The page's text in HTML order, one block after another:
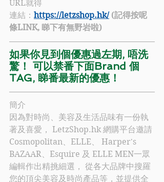
URL就得
連結： https://letzshop.hk/ (記得按呢
條LINK, 睇下有無野岩啦)
如果你見到個優惠過左期, 唔洗
驚！ 可以禁番下面Brand 個
TAG, 睇番最新的優惠！
簡介
因為對時尚、美容及生活品味有一份執
著及喜愛， LetzShop.hk 網購平台邀請
Cosmopolitan、ELLE、 Harper's
BAZAAR、Esquire 及 ELLE MEN一眾
編輯作出精挑細選， 從各大品牌中搜羅
您的頂尖美容及時尚產品等，並提供全